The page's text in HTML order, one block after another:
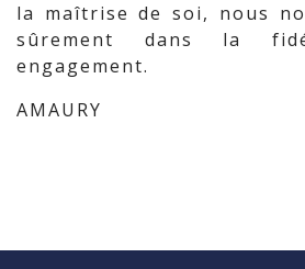
la maîtrise de soi, nous
sûrement dans la
engagement.
AMAURY